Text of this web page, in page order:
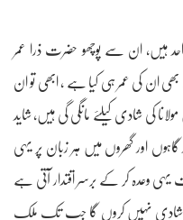
ہیں، ان سے پوچھو حضرت ذرا عمر
ان کی عمر ہی کیا ہے ، ابھی تو ان
کی شادی کیلئے مانگی گی ہیں، شاید
گاہوں اور گھروں میں ہر زبان پر یہی
یہی وعدہ کر کے برسر اقتدار آتی ہے
شادی نہیں کروں گا جب تک ملک